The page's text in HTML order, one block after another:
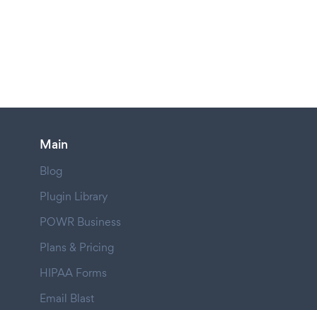
Main
Blog
Plugin Library
POWR Business
Plans & Pricing
HIPAA Forms
Email Blast